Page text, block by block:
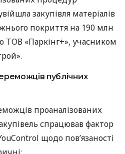
закупівля матеріалів
покриття на 190 млн
ТОВ «Паркінг+», учасником
публічних
проаналізованих
спрацював фактор
щодо пов’язаності